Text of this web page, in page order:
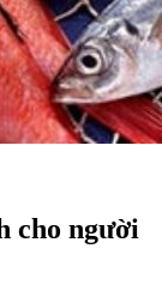
cho người